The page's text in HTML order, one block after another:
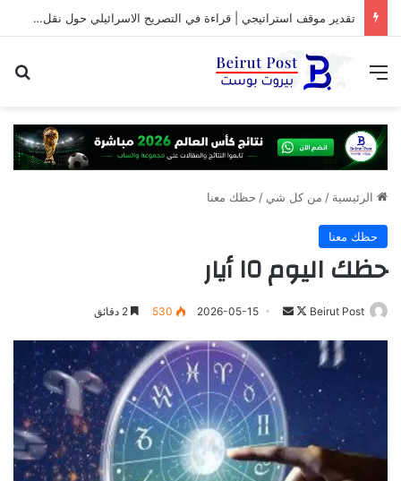
تقدير موقف استراتيجي | قراءة في التصريح الاسرائيلي حول نقل المفاوضات مع لبنان من واشنطن الى روما
القائمة
الرئيسية / من كل شي / حظك معنا
حظك معنا
حظك اليوم ١٥ أيار
Beirut Post
تابعأرسل
إلكترونيا
2026-05-15
530